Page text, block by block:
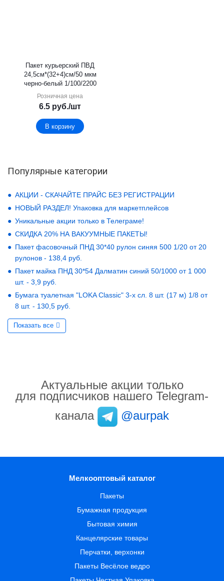
Пакет курьерский ПВД
24,5см*(32+4)см/50 мкм
черно-белый 1/100/2200
Розничная цена
6.5 руб./шт
В корзину
Популярные категории
АКЦИИ - СКАЧАЙТЕ ПРАЙС БЕЗ РЕГИСТРАЦИИ
НОВЫЙ РАЗДЕЛ! Упаковка для маркетплейсов
Уникальные акции только в Телеграме!
СКИДКА 20% НА ВАКУУМНЫЕ ПАКЕТЫ!
Пакет фасовочный ПНД 30*40 рулон синяя 500 1/20 от 20
рулонов - 138,4 руб.
Пакет майка ПНД 30*54 Далматин синий 50/1000 от 1 000
шт. - 3,9 руб.
Бумага туалетная "LOKA Classic" 3-х сл. 8 шт. (17 м) 1/8 от
8 шт. - 130,5 руб.
Показать все
Актуальные акции только
для подписчиков нашего Telegram-
канала
@aurpak
Мелкооптовый каталог
Пакеты
Бумажная продукция
Бытовая химия
Канцелярские товары
Перчатки, верхонки
Пакеты Весёлое ведро